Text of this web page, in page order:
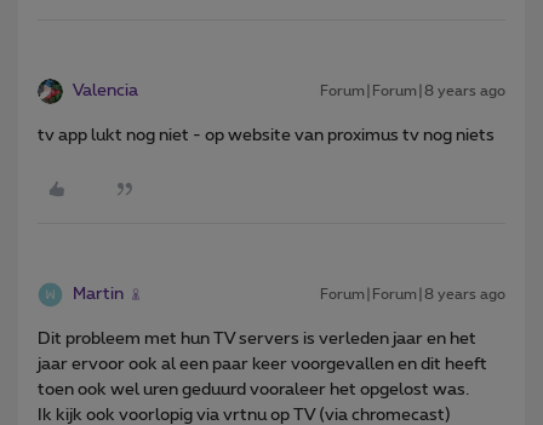
Valencia Forum|Forum|8 years ago
tv app lukt nog niet - op website van proximus tv nog niets
Martin Forum|Forum|8 years ago
Dit probleem met hun TV servers is verleden jaar en het
jaar ervoor ook al een paar keer voorgevallen en dit heeft
toen ook wel uren geduurd vooraleer het opgelost was.
Ik kijk ook voorlopig via vrtnu op TV (via chromecast)